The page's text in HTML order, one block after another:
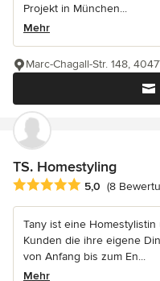
Projekt in München...
Mehr
Marc-Chagall-Str. 148,
TS. Homestyling
Durchschnittliche
5,0 (8
Tany ist eine
Kunden die ihre eigene
von Anfang bis zum En...
Mehr